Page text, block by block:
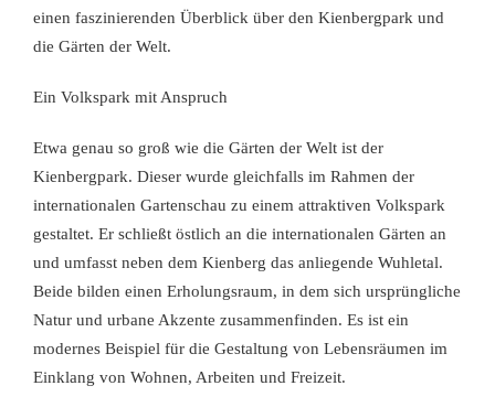
einen faszinierenden Überblick über den Kienbergpark und
die Gärten der Welt.
Ein Volkspark mit Anspruch
Etwa genau so groß wie die Gärten der Welt ist der
Kienbergpark. Dieser wurde gleichfalls im Rahmen der
internationalen Gartenschau zu einem attraktiven Volkspark
gestaltet. Er schließt östlich an die internationalen Gärten an
und umfasst neben dem Kienberg das anliegende Wuhletal.
Beide bilden einen Erholungsraum, in dem sich ursprüngliche
Natur und urbane Akzente zusammenfinden. Es ist ein
modernes Beispiel für die Gestaltung von Lebensräumen im
Einklang von Wohnen, Arbeiten und Freizeit.